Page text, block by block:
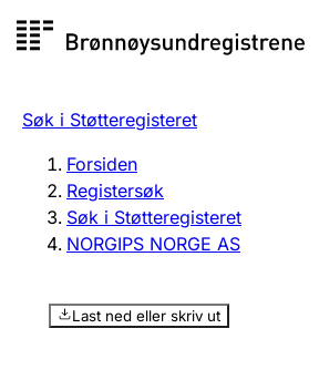
til
Registersøk
Aksjeselskap
Enkeltpersonforetak
Registrere, endre, slette
Søk i Støtteregisteret
Forsiden
Registersøk
Søk i Støtteregisteret
NORGIPS NORGE AS
Last ned eller skriv ut